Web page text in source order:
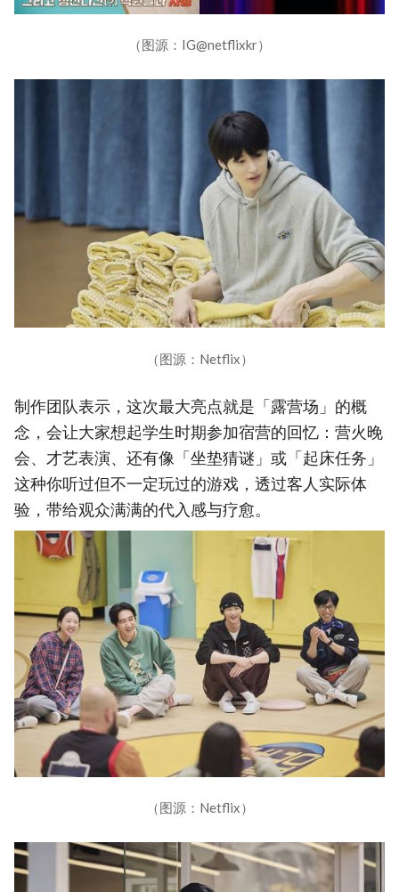
（图源：IG@netflixkr）
（图源：Netflix）
制作团队表示，这次最大亮点就是「露营场」的概
念，会让大家想起学生时期参加宿营的回忆：营火晚
会、才艺表演、还有像「坐垫猜谜」或「起床任务」
这种你听过但不一定玩过的游戏，透过客人实际体
验，带给观众满满的代入感与疗愈。
（图源：Netflix）